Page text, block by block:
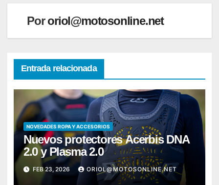
Pororiol@motosonline.net
Entrada relacionada
NOVEDADES ROPA Y ACCESORIOS
Nuevos protectores Acerbis DNA
2.0 y Plasma 2.0
FEB 23, 2026 ORIOL@MOTOSONLINE.NET